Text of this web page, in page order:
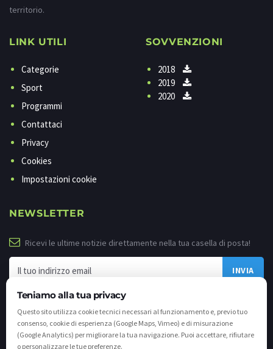
Teniamo alla tua privacy
Questo sito utilizza cookie tecnici necessari al funzionamento e, previo tuo
consenso, cookie di esperienza (Google Maps, Vimeo) e di misurazione
(Google Analytics) per migliorare la tua navigazione. Puoi accettare, rifiutare
o personalizzare le tue preferenze.
territorio.
LINK UTILI
Categorie
Sport
Programmi
Contattaci
Privacy
Cookies
Impostazioni cookie
SOVVENZIONI
2018
2019
2020
NEWSLETTER
Ricevi le ultime notizie direttamente nella tua casella di posta!